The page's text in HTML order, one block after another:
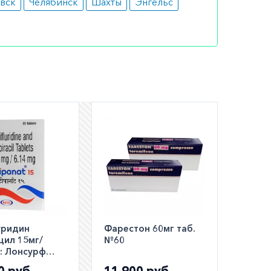
после
15мг/
Лонсурф
::
Фарестон 60мг таб.
№60